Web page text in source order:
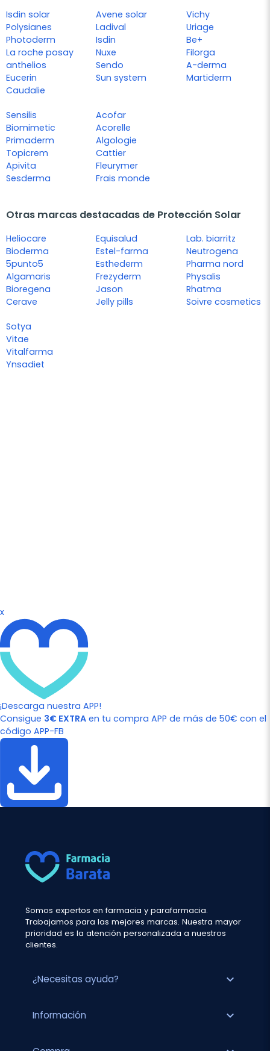
Isdin solar
Polysianes
Photoderm
La roche posay
anthelios
Eucerin
Caudalie
Avene solar
Ladival
Isdin
Nuxe
Sendo
Sun system
Vichy
Uriage
Be+
Filorga
A-derma
Martiderm
Sensilis
Biomimetic
Primaderm
Topicrem
Apivita
Sesderma
Acofar
Acorelle
Algologie
Cattier
Fleurymer
Frais monde
Otras marcas destacadas de Protección Solar
Heliocare
Bioderma
5punto5
Algamaris
Bioregena
Cerave
Equisalud
Estel-farma
Esthederm
Frezyderm
Jason
Jelly pills
Lab. biarritz
Neutrogena
Pharma nord
Physalis
Rhatma
Soivre cosmetics
Sotya
Vitae
Vitalfarma
Ynsadiet
x
¡Descarga nuestra APP!
Consigue 3€ EXTRA en tu compra APP de más de 50€ con el
código APP-FB
Somos expertos en farmacia y parafarmacia.
Trabajamos para las mejores marcas. Nuestra mayor
prioridad es la atención personalizada a nuestros
clientes.
¿Necesitas ayuda? expand_more
Información expand_more